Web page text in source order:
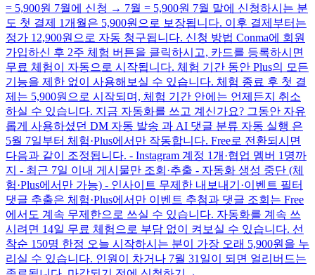
= 5,900원 7월에 신청 → 7월 = 5,900원 7월 말에 신청하시는 분
도 첫 결제 1개월은 5,900원으로 보장됩니다. 이후 결제부터는
정가 12,900원으로 자동 청구됩니다. 신청 방법 Conma에 회원
가입하신 후 2주 체험 버튼을 클릭하시고, 카드를 등록하시면
무료 체험이 자동으로 시작됩니다. 체험 기간 동안 Plus의 모든
기능을 제한 없이 사용해보실 수 있습니다. 체험 종료 후 첫 결
제는 5,900원으로 시작되며, 체험 기간 안에는 언제든지 취소
하실 수 있습니다. 지금 자동화를 쓰고 계신가요? 그동안 자유
롭게 사용하셨던 DM 자동 발송 과 AI 댓글 분류 자동 실행 은
5월 7일부터 체험·Plus에서만 작동합니다. Free로 전환되시면
다음과 같이 조정됩니다. - Instagram 계정 1개·협업 멤버 1명까
지 - 최근 7일 이내 게시물만 조회·추출 - 자동화 생성 중단 (체
험·Plus에서만 가능) - 인사이트 무제한 내보내기·이벤트 필터
댓글 추출은 체험·Plus에서만 이벤트 추첨과 댓글 조회는 Free
에서도 계속 무제한으로 쓰실 수 있습니다. 자동화를 계속 쓰
시려면 14일 무료 체험으로 부담 없이 켜보실 수 있습니다. 선
착순 150명 한정 오늘 시작하시는 분이 가장 오래 5,900원을 누
리실 수 있습니다. 인원이 차거나 7월 31일이 되면 얼리버드는